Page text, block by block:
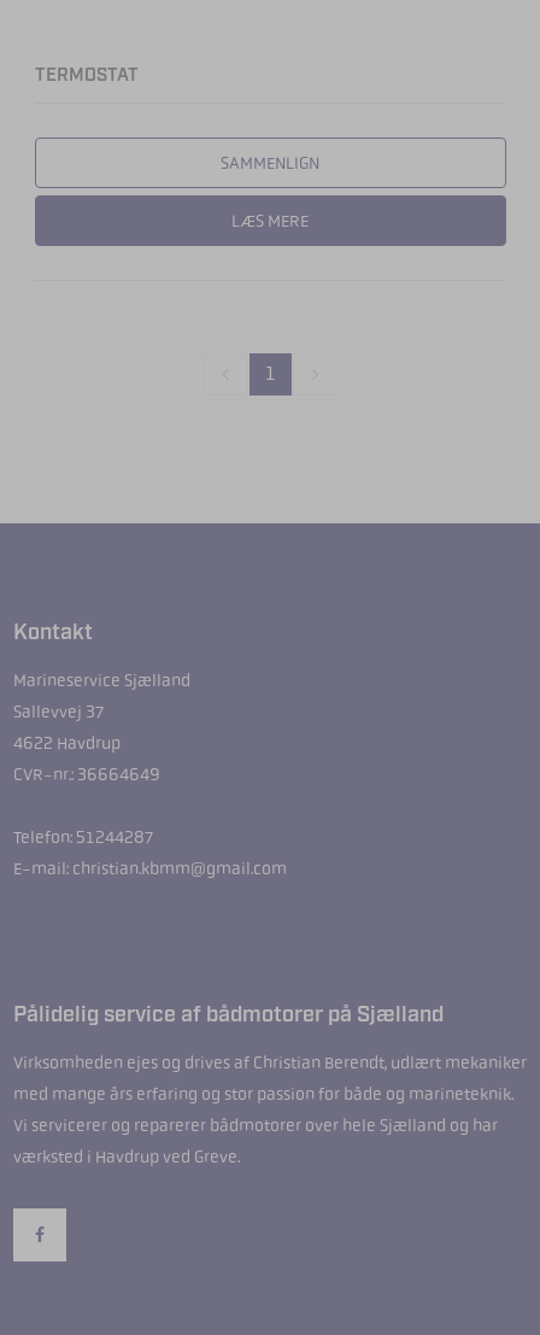
TERMOSTAT
SAMMENLIGN
LÆS MERE
1
Kontakt
Marineservice Sjælland
Sallevvej 37
4622 Havdrup
CVR-nr.: 36664649
Telefon: 51244287
E-mail: christian.kbmm@gmail.com
Pålidelig service af bådmotorer på Sjælland
Virksomheden ejes og drives af Christian Berendt, udlært mekaniker
med mange års erfaring og stor passion for både og marineteknik.
Vi servicerer og reparerer bådmotorer over hele Sjælland og har
værksted i Havdrup ved Greve.